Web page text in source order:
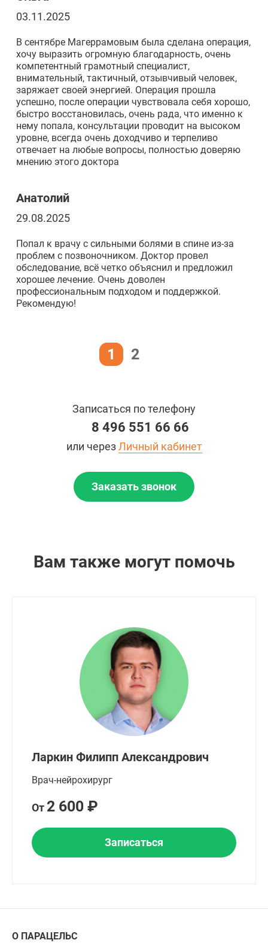
03.11.2025
В сентябре Магеррамовым была сделана операция,
хочу выразить огромную благодарность, очень
компетентный грамотный специалист,
внимательный, тактичный, отзывчивый человек,
заряжает своей энергией. Операция прошла
успешно, после операции чувствовала себя хорошо,
быстро восстановилась, очень рада, что именно к
нему попала, консультации проводит на высоком
уровне, всегда очень доходчиво и терпеливо
отвечает на любые вопросы, полностью доверяю
мнению этого доктора
Анатолий
29.08.2025
Попал к врачу с сильными болями в спине из-за
проблем с позвоночником. Доктор провел
обследование, всё четко объяснил и предложил
хорошее лечение. Очень доволен
профессиональным подходом и поддержкой.
Рекомендую!
1 2
Записаться по телефону
8 496 551 66 66
или черезЛичный кабинет
Заказать звонок
Вам также могут помочь
Ларкин Филипп Александрович
Врач-нейрохирург
От 2 600 ₽
Записаться
О ПАРАЦЕЛЬС